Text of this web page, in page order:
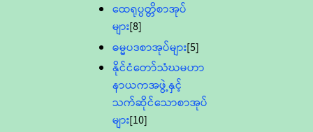
ထေရုပ္ပတ္တိစာအုပ်
များ[8]
ဓမ္မပဒစာအုပ်များ[5]
နိုင်ငံတော်သံဃမဟာ
နာယကအဖွဲ့နှင့်
သက်ဆိုင်သောစာအုပ်
များ[10]